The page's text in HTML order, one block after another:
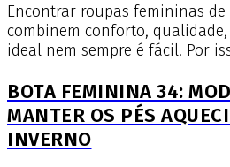
Encontrar roupas femininas
combinem conforto,
ideal nem sempre é fácil. Por
BOTA FEMININA 34:
MANTER OS PÉS
INVERNO